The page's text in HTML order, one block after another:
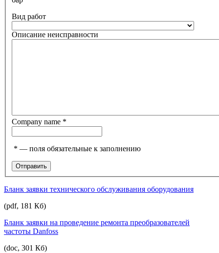
Вид работ
Описание неисправности
Company name *
* — поля обязательные к заполнению
Бланк заявки технического обслуживания оборудования
(pdf, 181 Кб)
Бланк заявки на проведение ремонта преобразователей
частоты Danfoss
(doc, 301 Кб)